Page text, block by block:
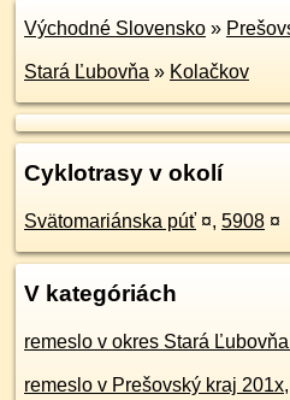
Východné Slovensko »
Stará Ľubovňa » Kolačkov
Cyklotrasy v okolí
Svätomariánska púť ¤, 5908 ¤
V kategóriách
remeslo v okres Stará
remeslo v Prešovský kraj 201x,